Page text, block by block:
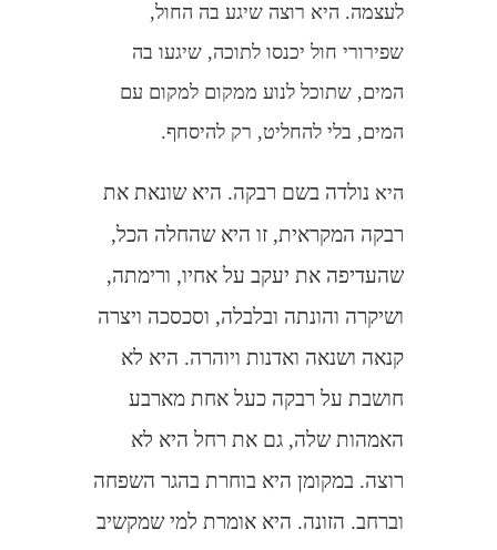
לעצמה. היא רוצה שיגע בה החול,
שפירורי חול יכנסו לתוכה, שיגעו בה
המים, שתוכל לנוע ממקום למקום עם
המים, בלי להחליט, רק להיסחף.
היא נולדה בשם רבקה. היא שונאת את
רבקה המקראית, זו היא שהחלה הכל,
שהעדיפה את יעקב על אחיו, ורימתה,
ושיקרה והונתה ובלבלה, וסכסכה ויצרה
קנאה ושנאה ואדנות ויוהרה. היא לא
חושבת על רבקה כעל אחת מארבע
האמהות שלה, גם את רחל היא לא
רוצה. במקומן היא בוחרת בהגר השפחה
וברחב. הזונה. היא אומרת למי שמקשיב